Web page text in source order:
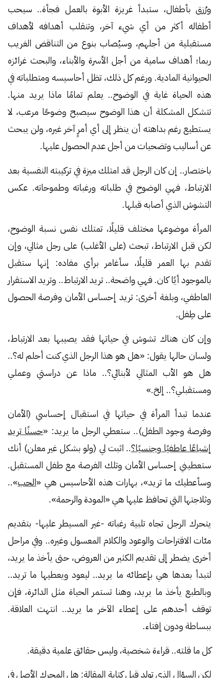
ورُزق بأطفال، ستبدأ غريزة الأبوة بالعمل فجأة.. سيحب
أطفاله أكثر من أي شيء آخر، وتنقلب أهدافه لأهداف
مستقبلية من أجلهم، وسيُصاب بنوع من التناقض الغريب
ربما؛ أهداف سامية من أجل الأسرة والأبناء، والبحث غرائزه
الحيوانية المادية. ورغم كل ذلك، تظل أحاسيسه ومتطلباته في
هذه الحياة غاية في الوضوح.. يعلم تمامًا ماذا يريد منها.
تتشكل المشكلة أن هذا الوضوح سيصبح وضوحًا مرعب، لا
يستطيع رغم بداهته أن ينظر إلى أي أمرٍ آخر غيره، ولن يبحث
عن أساليب وتضحيات من أجل عدم الحصول عليها.
باختصار.. إن كان الرجل قد امتلك ميزة في تركيبته النفسية بعد
الارتباط، فهي الوضوح في طلباته ورغباته وطموحاته. عكس
التشوش الذي أصابه قبلها.
المرأة موضوعها مختلف قليلًا، تمتلك نفس نسبة الوضوح،
لكن قبل الارتباط، تبحث (على الأغلب) على رجل مثالي، وإن
تقدم بها العمر قليلًا، سأغامر برأي مفاده: إنها ستقبل
بالموجود أيًا كان. فهي واضحة.. تريد الارتباط.. وتريد الاستقرار
العاطفي، وبلغة أخرى: تريد إحساس الأمان وفرصة الحصول
على طِفل.
وإن كان هناك تشوش في حياتها فقد يصيبها بعد الارتباط،
ولسان حالها يقول: «هل هو هذا الرجل الذي كنت أحلم له؟..
هل هو الأب المثالي لأبنائي؟.. ماذا عن دراستي وعملي
ومستقبلي؟.. إلخ.»
عندما تبدأ المرأة في حياتها في استقبال إحساسي (الأمان
وفرصة وجود الطفل).. ستعطي الرجل ما يريد: «حسنًا تريد
إشباعًا عاطفيًا وجنسيًا؟.. اثبت لي (ولو بشكل غير معلن) أنك
ستعطيني إحساس الأمان وتلك الفرصة مع طفل المستقبل.
وسأعطيك ما تريد»، بهارات هذه الأحاسيس هي «الحب»..
وثلاجتها التي تحافظ عليها هي «المودة والرحمة».
يتحرك الرجل تجاه تلبية رغباته -غير المسيطر عليها- بتقديم
مئات الاقتراحات والوعود والكلام المعسول وغيره.. وفي مراحل
أخرى يضطر إلى تقديم الكثير من العروض، حتى يأخذ ما يريد،
لتبدأ بعدها هي بإعطائه ما يريد.. ليعود ويعطيها ما تريد..
وبالطبع يأخذ ما يريد، وهنا تستمر الحياة مثل الدائرة، فإن
توقف أحدهم على إعطاء الآخر ما يريد.. انتهت العلاقة.
ببساطة ودون إفتاء.
كل ما قلته.. قراءة شخصية، وليس حقائق علمية دقيقة.
لكن السؤال الذي تولد قبل كتابة المقالة: هل المحرك الأصل في